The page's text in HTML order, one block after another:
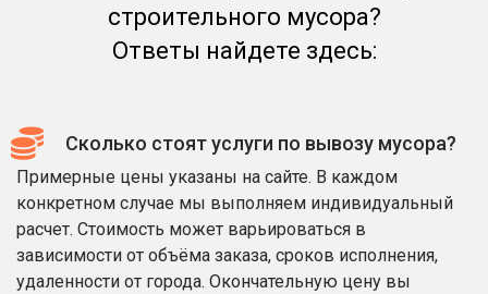
строительного мусора?
Ответы найдете здесь:
Сколько стоят услуги по вывозу мусора?
Примерные цены указаны на сайте. В каждом
конкретном случае мы выполняем индивидуальный
расчет. Стоимость может варьироваться в
зависимости от объёма заказа, сроков исполнения,
удаленности от города. Окончательную цену вы